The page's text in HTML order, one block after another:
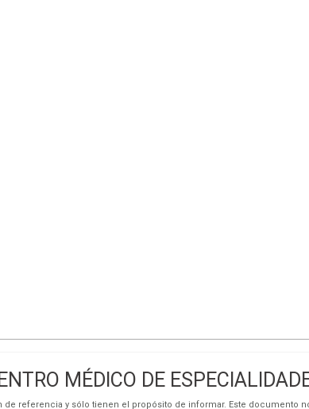
MÉDICO DE
de referencia y sólo tienen el propósito de informar. Este documento